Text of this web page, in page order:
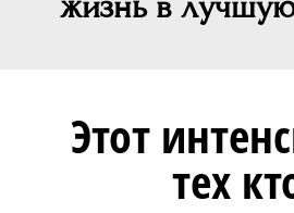
Этот
тех